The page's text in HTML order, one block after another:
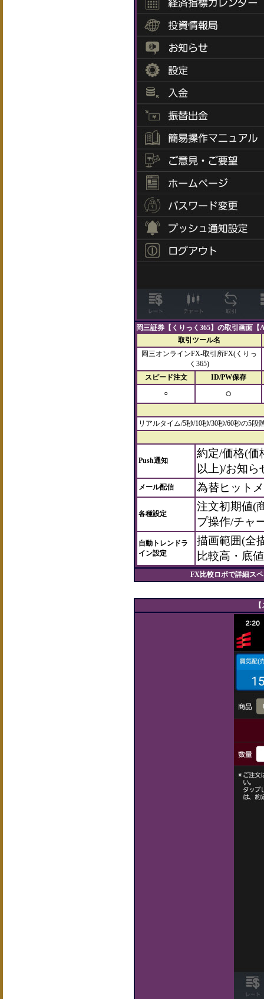
岡三証券【くりっく365】の取引画面【
取引ツール名
岡三オンラインFX‐取引所FX(くりっ
く365)
スピード注文
ID/PW保存
○
○
リアルタイム/5秒/10秒/30秒/60秒の5段
Push通知
約定/価格(
以上)/お知ら
メール配信 為替ヒット
各種設定
注文初期値(
プ操作/チャ
自動トレンドラ
イン設定
描画範囲(全
比較高・底
FX比較ロボで詳細ス